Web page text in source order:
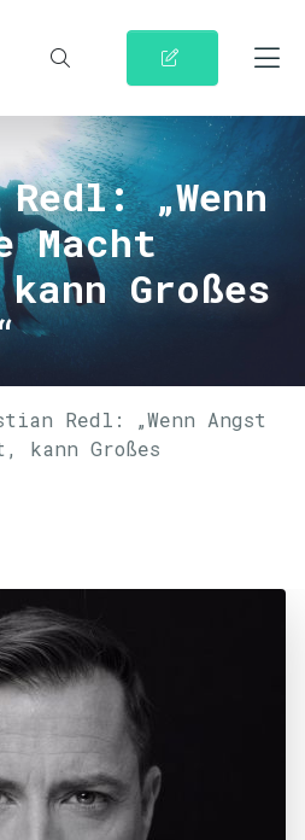
„Wenn
Macht
Großes
Redl: „Wenn Angst
Großes